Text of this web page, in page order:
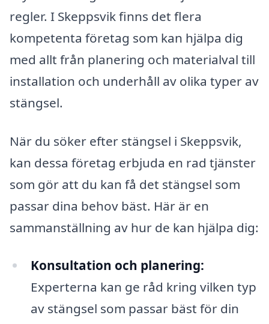
regler. I Skeppsvik finns det flera
kompetenta företag som kan hjälpa dig
med allt från planering och materialval till
installation och underhåll av olika typer av
stängsel.
När du söker efter stängsel i Skeppsvik,
kan dessa företag erbjuda en rad tjänster
som gör att du kan få det stängsel som
passar dina behov bäst. Här är en
sammanställning av hur de kan hjälpa dig:
Konsultation och planering:
Experterna kan ge råd kring vilken typ
av stängsel som passar bäst för din